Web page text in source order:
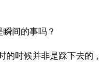
间的事吗？
时候并非是踩下去的，